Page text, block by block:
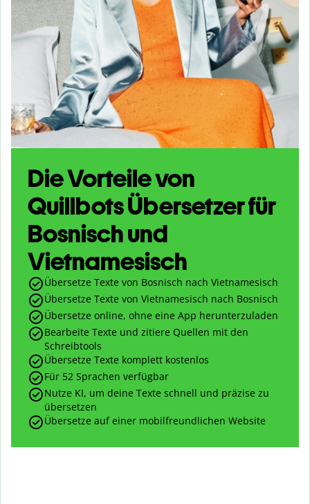
Die Vorteile von
Quillbots Übersetzer für
Bosnisch und
Vietnamesisch
Übersetze Texte von Bosnisch nach Vietnamesisch
Übersetze Texte von Vietnamesisch nach Bosnisch
Übersetze online, ohne eine App herunterzuladen
Bearbeite Texte und zitiere Quellen mit den
Schreibtools
Übersetze Texte komplett kostenlos
Für 52 Sprachen verfügbar
Nutze KI, um deine Texte schnell und präzise zu
übersetzen
Übersetze auf einer mobilfreundlichen Website